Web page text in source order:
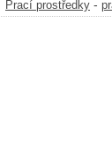
Prací prostředky -